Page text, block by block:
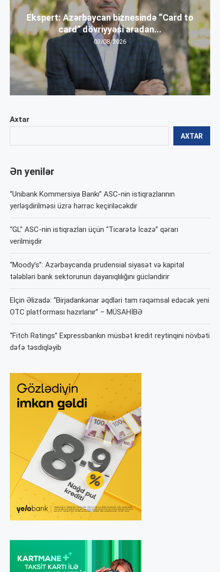
Axtar
AXTAR
Ən yenilər
“Unibank Kommersiya Bankı” ASC-nin istiqrazlarının
yerləşdirilməsi üzrə hərrac keçiriləcəkdir
“GL” ASC-nin istiqrazları üçün “Ticarətə İcazə” qərarı
verilmişdir
“Moody’s”: Azərbaycanda prudensial siyasət və kapital
tələbləri bank sektorunun dayanıqlılığını gücləndirir
Elçin Əlizadə: “Birjadankənar əqdləri tam rəqəmsal edəcək yeni
OTC platforması hazırlanır” – MÜSAHİBƏ
“Fitch Ratings” Expressbankın müsbət kredit reytinqini növbəti
dəfə təsdiqləyib
Ekspert: Azərbaycan biznesində “Card to
card” dövriyyəsi aradan...
03/08/2026